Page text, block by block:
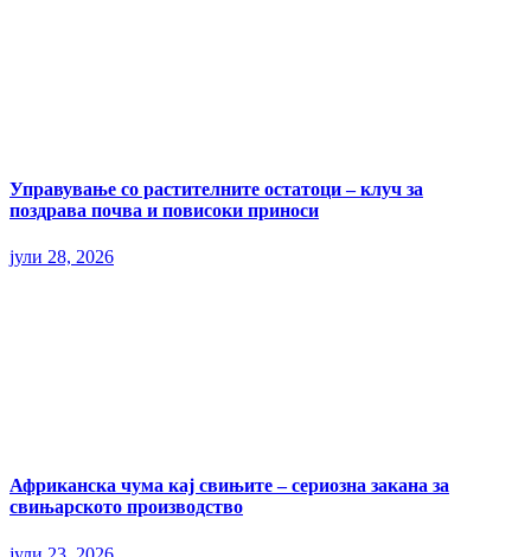
Управување со растителните остатоци – клуч за
поздрава почва и повисоки приноси
јули 28, 2026
Африканска чума кај свињите – сериозна закана за
свињарското производство